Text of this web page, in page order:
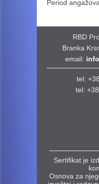
Period
RBD
Branka
email:
tel:
tel:
Sertifikat je
Osnova za